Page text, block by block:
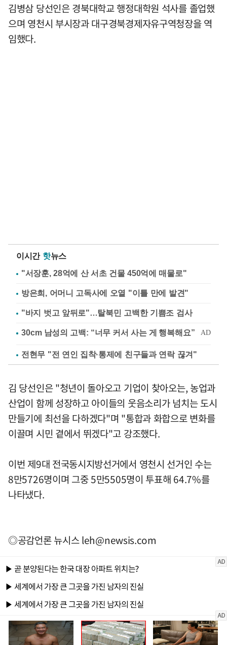
김병삼 당선인은 경북대학교 행정대학원 석사를 졸업했
으며 영천시 부시장과 대구경북경제자유구역청장을 역
임했다.
이시간 핫뉴스
"서장훈, 28억에 산 서초 건물 450억에 매물로"
방은희, 어머니 고독사에 오열 "이틀 만에 발견"
"바지 벗고 앞뒤로"…탈북민 고백한 기쁨조 검사
전현무 "전 연인 집착·통제에 친구들과 연락 끊겨"
김 당선인은 "청년이 돌아오고 기업이 찾아오는, 농업과
산업이 함께 성장하고 아이들의 웃음소리가 넘치는 도시
만들기에 최선을 다하겠다"며 "통합과 화합으로 변화를
이끌며 시민 곁에서 뛰겠다"고 강조했다.
이번 제9대 전국동시지방선거에서 영천시 선거인 수는
8만5726명이며 그중 5만5505명이 투표해 64.7%를
나타냈다.
◎공감언론 뉴시스leh@newsis.com